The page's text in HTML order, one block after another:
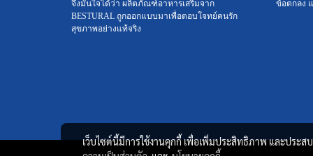
จึงมั่นใจได้ว่า ผลิตภัณฑ์อาหารเสริมจาก
BESTURAL ถูกออกแบบมาเพื่อตอบโจทย์คนรัก
สุขภาพอย่างแท้จริง
ข้อตกลง
เว็บไซต์นี้มีการใช้งานคุกกี้ เพื่อเพิ่มประสิทธิภาพ และประ